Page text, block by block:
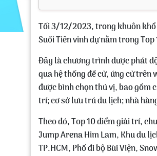
Tối 3/12/2023, trong khuôn khổ
Suối Tiên vinh dự nằm trong
Đây là chương trình được phát
qua hệ thống đề cử, ứng cử trên
được bình chọn thú vị, bao gồm
trí; cơ sở lưu trú du lịch; nhà
Theo đó, Top 10 điểm giải trí,
Jump Arena Him Lam, Khu du
TP.HCM, Phố đi bộ Bùi Viện,